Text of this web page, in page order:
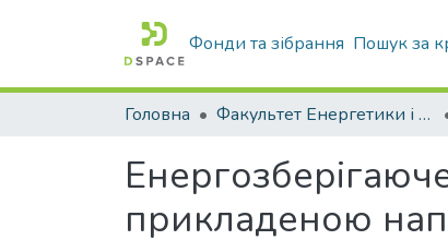
Фонди та зібрання Пошук за
Головна Факультет Енергетики і комп'ютерних технологій
прикладеною